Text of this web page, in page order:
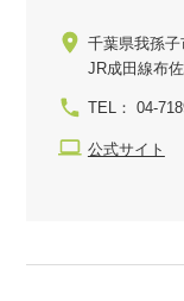
千葉県我孫
JR成田線布
TEL： 04-
公式サイト